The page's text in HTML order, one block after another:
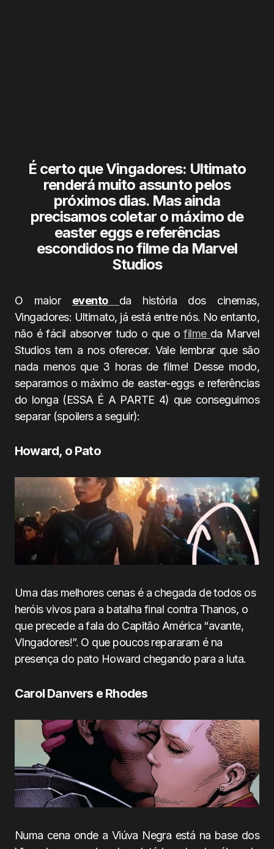
É certo que Vingadores: Ultimato
renderá muito assunto pelos
próximos dias. Mas ainda
precisamos coletar o máximo de
easter eggs e referências
escondidos no filme da Marvel
Studios
O maior evento
da história dos cinemas,
Vingadores: Ultimato, já está entre nós. No entanto,
não é fácil absorver tudo o que ofilme da Marvel
Studios tem a nos oferecer. Vale lembrar que são
nada menos que 3 horas de filme! Desse modo,
separamos o máximo de easter-eggs e referências
do longa (ESSA É A PARTE 4) que conseguimos
separar (spoilers a seguir):
Howard, o Pato
Uma das melhores cenas é a chegada de todos os
heróis vivos para a batalha final contra Thanos, o
que precede a fala do Capitão América “avante,
VIngadores!”. O que poucos repararam é na
presença do pato Howard chegando para a luta.
Carol Danvers e Rhodes
Numa cena onde a Viúva Negra está na base dos